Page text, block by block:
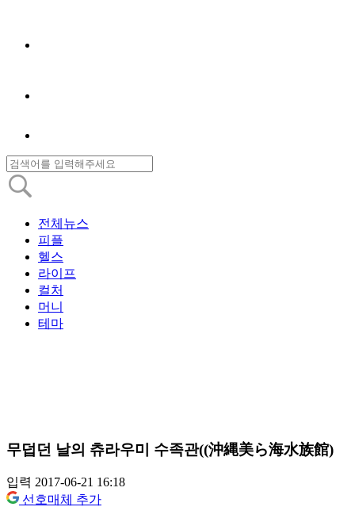
전체뉴스
피플
헬스
라이프
컬처
머니
테마
무덥던 날의 츄라우미 수족관((沖縄美ら海水族館)
입력 2017-06-21 16:18
선호매체 추가